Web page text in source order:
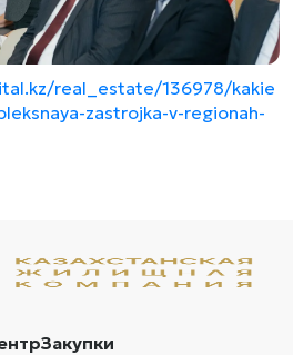
real_estate/136978/kakie
zastrojka-v-regionah-
Закупки